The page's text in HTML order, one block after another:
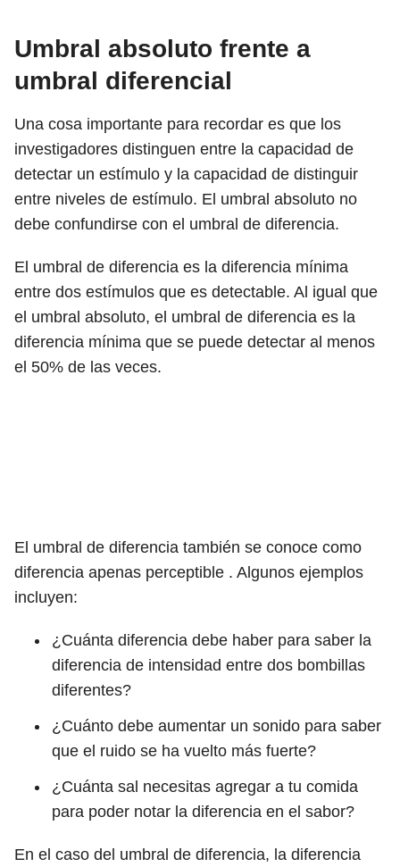
Umbral absoluto frente a
umbral diferencial
Una cosa importante para recordar es que los
investigadores distinguen entre la capacidad de
detectar un estímulo y la capacidad de distinguir
entre niveles de estímulo. El umbral absoluto no
debe confundirse con el umbral de diferencia.
El umbral de diferencia es la diferencia mínima
entre dos estímulos que es detectable. Al igual que
el umbral absoluto, el umbral de diferencia es la
diferencia mínima que se puede detectar al menos
el 50% de las veces.
El umbral de diferencia también se conoce como
diferencia apenas perceptible . Algunos ejemplos
incluyen:
¿Cuánta diferencia debe haber para saber la
diferencia de intensidad entre dos bombillas
diferentes?
¿Cuánto debe aumentar un sonido para saber
que el ruido se ha vuelto más fuerte?
¿Cuánta sal necesitas agregar a tu comida
para poder notar la diferencia en el sabor?
En el caso del umbral de diferencia, la diferencia